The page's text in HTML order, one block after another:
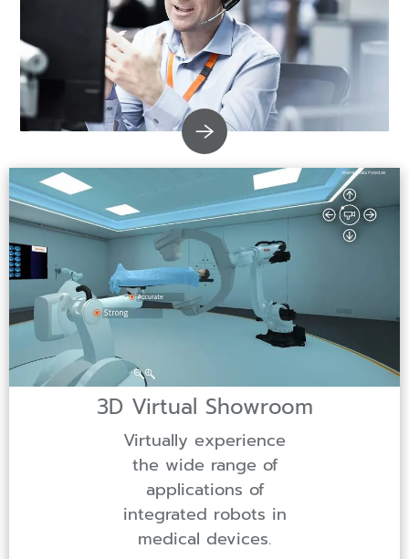
3D Virtual Showroom
Virtually experience
the wide range of
applications of
integrated robots in
medical devices.